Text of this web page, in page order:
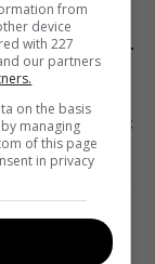
The Atlantic
аналитик
на
from
device
with 227
our partners
on the basis
managing
of this page
in privacy